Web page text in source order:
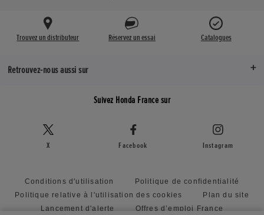
Trouvez un distributeur Réservez un essai Catalogues
Retrouvez-nous aussi sur
Suivez Honda France sur
X Facebook Instagram
Conditions d'utilisation
Politique de confidentialité
Politique relative à l'utilisation des cookies
Plan du site
Lancement d'alerte
Offres d’emploi France